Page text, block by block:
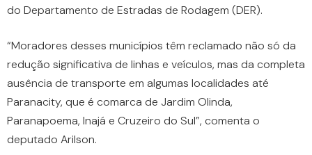
do Departamento de Estradas de Rodagem (DER).
“Moradores desses municípios têm reclamado não só da
redução significativa de linhas e veículos, mas da completa
ausência de transporte em algumas localidades até
Paranacity, que é comarca de Jardim Olinda,
Paranapoema, Inajá e Cruzeiro do Sul”, comenta o
deputado Arilson.